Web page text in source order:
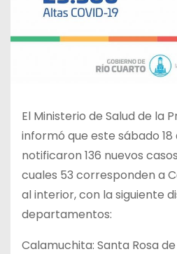
El Ministerio de Salud de la
informó que este sábado
notificaron 136 nuevos
cuales 53 corresponden a
al interior, con la siguiente
departamentos:
Calamuchita: Santa Rosa